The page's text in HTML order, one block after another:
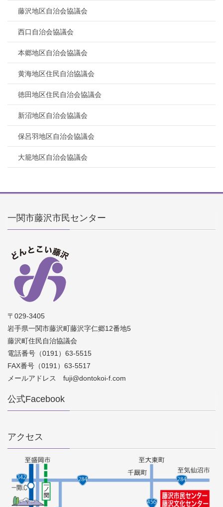
藤沢地区自治会協議会
西口自治会協議会
本郷地区自治会協議会
黄海地区住民自治協議会
徳田地区住民自治会協議会
新沼地区自治会協議会
保呂羽地区自治会協議会
大籠地区自治会協議会
一関市藤沢市民センター
〒029-3405
岩手県一関市藤沢町藤沢字仁郷12番地5
藤沢町住民自治協議会
電話番号（0191）63-5515
FAX番号（0191）63-5517
メールアドレス fuji@dontokoi-f.com
公式Facebook
アクセス